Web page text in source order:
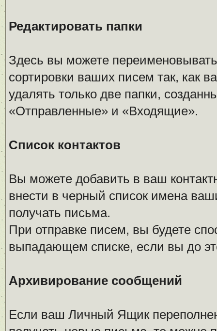
Редактировать папки
Здесь вы можете
сортировки ваших писем так, как
удалять только две папки,
«Отправленные» и «Входящие».
Список контактов
Вы можете добавить в ваш
внести в черный список имена
получать письма.
При отправке писем, вы будете
выпадающем списке, если вы до
Архивирование сообщений
Если ваш Личный Ящик